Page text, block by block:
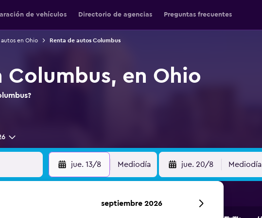
de vehículos Directorio de agencias Preguntas frecuentes
en Ohio Renta de autos Columbus
Columbus, en Ohio
jue. 13/8 Mediodía jue. 20/8 Mediodía
septiembre 2026